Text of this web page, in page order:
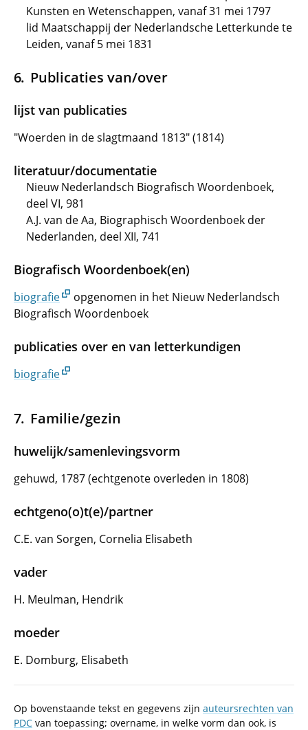
Kunsten en Wetenschappen, vanaf 31 mei 1797
lid Maatschappij der Nederlandsche Letterkunde te
Leiden, vanaf 5 mei 1831
Publicaties van/over
lijst van publicaties
"Woerden in de slagtmaand 1813" (1814)
literatuur/documentatie
Nieuw Nederlandsch Biografisch Woordenboek,
deel VI, 981
A.J. van de Aa, Biographisch Woordenboek der
Nederlanden, deel XII, 741
Biografisch Woordenboek(en)
biografie
opgenomen in het Nieuw Nederlandsch
Biografisch Woordenboek
publicaties over en van letterkundigen
biografie
Familie/gezin
huwelijk/samenlevingsvorm
gehuwd, 1787 (echtgenote overleden in 1808)
echtgeno(o)t(e)/partner
C.E. van Sorgen, Cornelia Elisabeth
vader
H. Meulman, Hendrik
moeder
E. Domburg, Elisabeth
Op bovenstaande tekst en gegevens zijn auteursrechten van
PDC van toepassing; overname, in welke vorm dan ook, is